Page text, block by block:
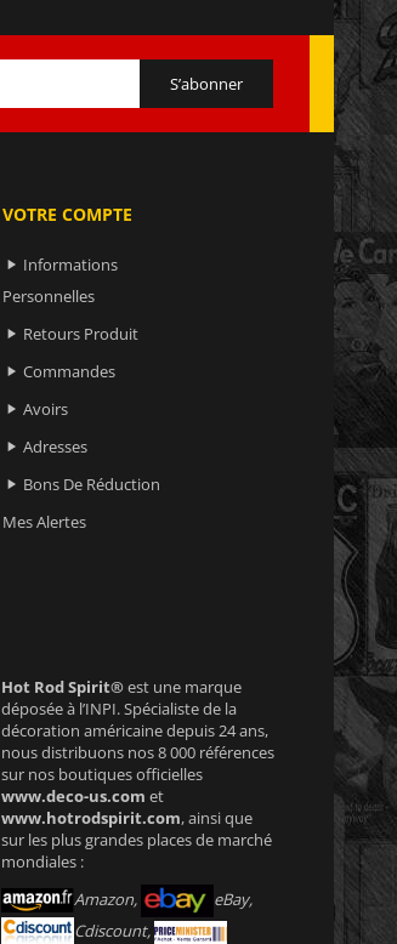
VOTRE COMPTE
 Informations
Personnelles
 Retours Produit
 Commandes
 Avoirs
 Adresses
 Bons De Réduction
Mes Alertes
Hot Rod Spirit®est une marque
déposée à l’INPI. Spécialiste de la
décoration américaine depuis 24 ans,
nous distribuons nos 8 000 références
sur nos boutiques officielles
www.deco-us.com et
www.hotrodspirit.com, ainsi que
sur les plus grandes places de marché
mondiales :
Amazon,
eBay,
Cdiscount,